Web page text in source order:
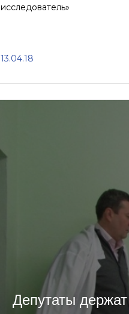
исследователь»
13.04.18
Депутаты